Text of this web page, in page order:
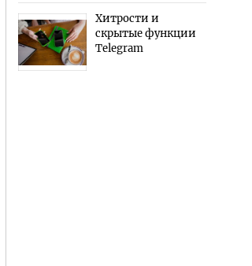
Хитрости и
скрытые функции
Telegram